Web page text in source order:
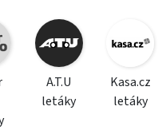
A.T.U
letáky
Kasa.cz
letáky